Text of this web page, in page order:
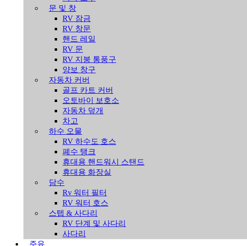
문 및 창
RV 잠금
RV 창문
핸드 레일
RV 문
RV 지붕 통풍구
양보 창구
자동차 커버
골프 카트 커버
오토바이 보호소
자동차 덮개
차고
하수 오물
RV 하수도 호스
폐수 탱크
휴대용 핸드워시 스탠드
휴대용 화장실
담수
Rv 워터 필터
RV 워터 호스
스텝 & 사다리
RV 단계 및 사다리
사다리
주유